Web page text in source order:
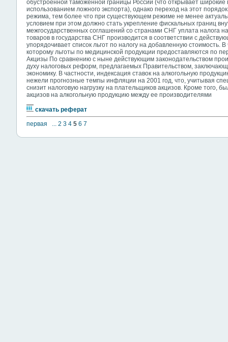
обустроенной таможенной границы России (что открывает
использованием ложного экспорта), однако переход на этот
режима, тем более что при существующем режиме не менее
условием при этом должно стать укрепление фискальных границ
межгосударственных соглашений со странами СНГ уплата налога
товаров в государства СНГ производится в соответствии с
упорядочивает список льгот по налогу на добавленную стоимость.
которому льготы по медицинской продукции предоставляются по
Акцизы По сравнению с ныне действующим законодательством
духу налоговых реформ, предлагаемых Правительством,
экономику. В частности, индексация ставок на алкогольную
нежели прогнозные темпы инфляции на 2001 год, что, учитывая
снизит налоговую нагрузку на плательщиков акцизов. Кроме того,
акцизов на алкогольную продукцию между ее производителями
скачать реферат
первая
... 2 3 4 5 6 7